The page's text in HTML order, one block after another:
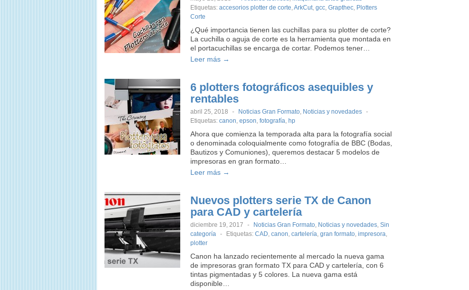
Etiquetas: accesorios plotter de corte,ArkCut, gcc, Grapthec, Plotters
Corte
¿Qué importancia tienen las cuchillas para su plotter de corte?
La cuchilla o aguja de corte es la herramienta que montada en
el portacuchillas se encarga de cortar. Podemos tener…
Leer más →
6 plotters fotográficos asequibles y
rentables
abril 25, 2018 - Noticias Gran Formato, Noticias y novedades -
Etiquetas: canon, epson, fotografía, hp
Ahora que comienza la temporada alta para la fotografía social
o denominada coloquialmente como fotografía de BBC (Bodas,
Bautizos y Comuniones), queremos destacar 5 modelos de
impresoras en gran formato…
Leer más →
Nuevos plotters serie TX de Canon
para CAD y cartelería
diciembre 19, 2017 - Noticias Gran Formato, Noticias y novedades, Sin
categoría - Etiquetas: CAD, canon, cartelería, gran formato, impresora,
plotter
Canon ha lanzado recientemente al mercado la nueva gama
de impresoras gran formato TX para CAD y cartelería, con 6
tintas pigmentadas y 5 colores. La nueva gama está
disponible…